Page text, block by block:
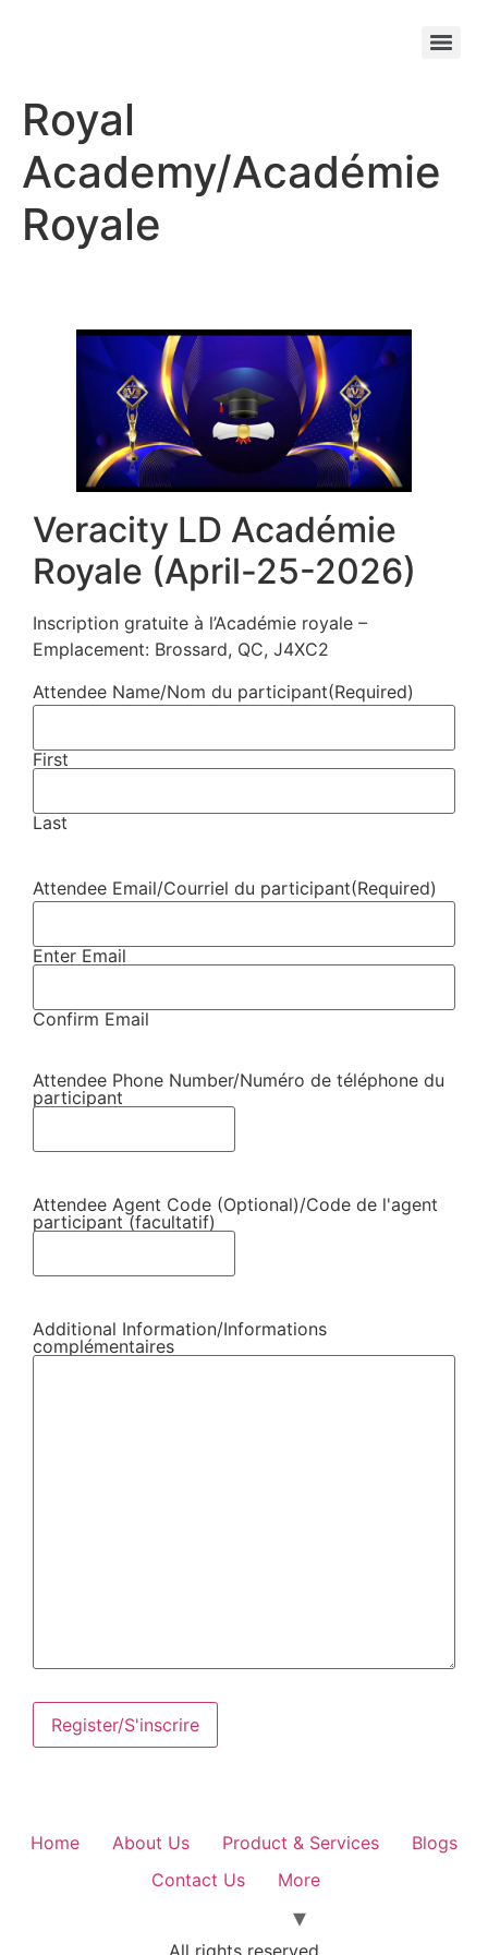
Royal
Academy/Académie
Royale
Veracity LD Académie
Royale (April-25-2026)
Inscription gratuite à l’Académie royale –
Emplacement: Brossard, QC, J4XC2
Attendee Name/Nom du participant(Required)
First
Last
Attendee Email/Courriel du participant(Required)
Enter Email
Confirm Email
Attendee Phone Number/Numéro de téléphone du
participant
Attendee Agent Code (Optional)/Code de l'agent
participant (facultatif)
Additional Information/Informations
complémentaires
Home About Us Product & Services
Blogs
Contact Us
More